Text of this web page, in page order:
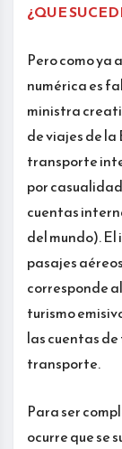
¿QUE
Pero como ya
numérica es
ministra
de viajes de
transporte
por
cuentas
del mundo).
pasajes
corresponde
turismo
las cuentas de
transporte.
Para ser
ocurre que se